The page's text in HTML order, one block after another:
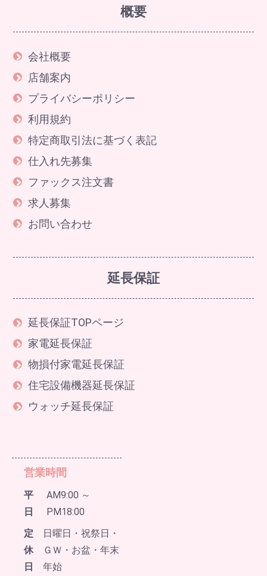
概要
会社概要
店舗案内
プライバシーポリシー
利用規約
特定商取引法に基づく表記
仕入れ先募集
ファックス注文書
求人募集
お問い合わせ
延長保証
延長保証TOPページ
家電延長保証
物損付家電延長保証
住宅設備機器延長保証
ウォッチ延長保証
営業時間
平
日
AM9:00 ～
PM18:00
定
休
日
日曜日・祝祭日・
ＧＷ・お盆・年末
年始